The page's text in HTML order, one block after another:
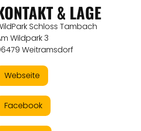
& LAGE
Schloss Tambach
Wildpark 3
Weitramsdorf
Webseite
Facebook